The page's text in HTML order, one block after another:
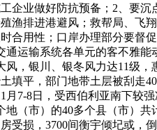
企业做好防抗预备；2、要
渔排进港避风；救帮局、飞
合用性；口岸办理部分要督
运输系统各单元的客不雅
风，银川、银冬风力达11级
填平，部门地带土层被刮走
7-8日，受西伯利亚南下较
（市）的40多个县（市）
受损，3700间衡宇倾圮或，